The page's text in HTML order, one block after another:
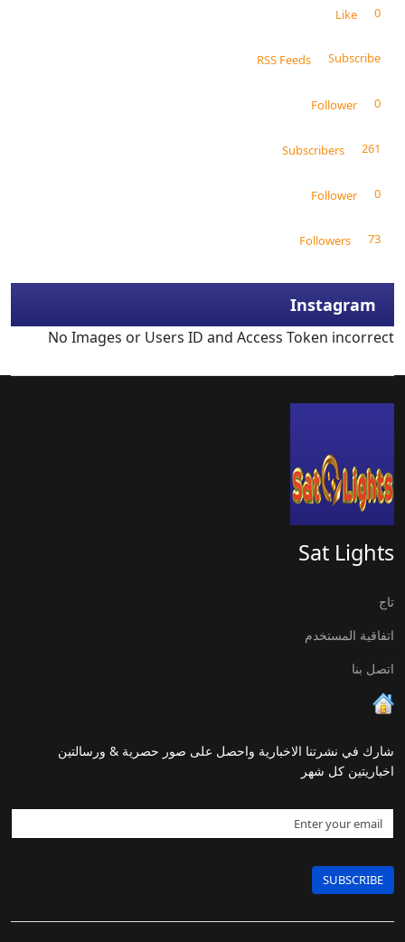
0
Like
Subscribe
RSS Feeds
0
Follower
261
Subscribers
0
Follower
73
Followers
Instagram
No Images or Users ID and Access Token incorrect
Sat Lights
تاج
اتفاقية المستخدم
اتصل بنا
شارك في نشرتنا الاخبارية واحصل على صور حصرية & ورسالتين
اخباريتين كل شهر
SUBSCRIBE